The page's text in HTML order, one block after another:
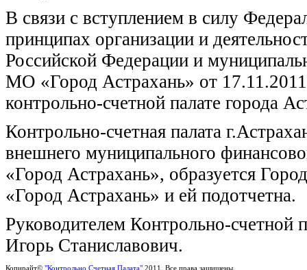
В связи с вступлением в силу
принципах организации и
Российской Федерации и
МО «Город Астрахань» от
контрольно-счетной палате города
Контрольно-счетная палата
внешнего муниципального
«Город Астрахань», образуется
«Город Астрахань» и ей подотчетна.
Руководителем Контрольно-счетной
Игорь Станиславович.
Копирайт© "Контрольно Счетная Палата" 2011. Все права защищены.